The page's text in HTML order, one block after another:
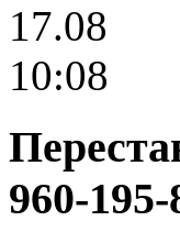
17.08
10:08
960-195-